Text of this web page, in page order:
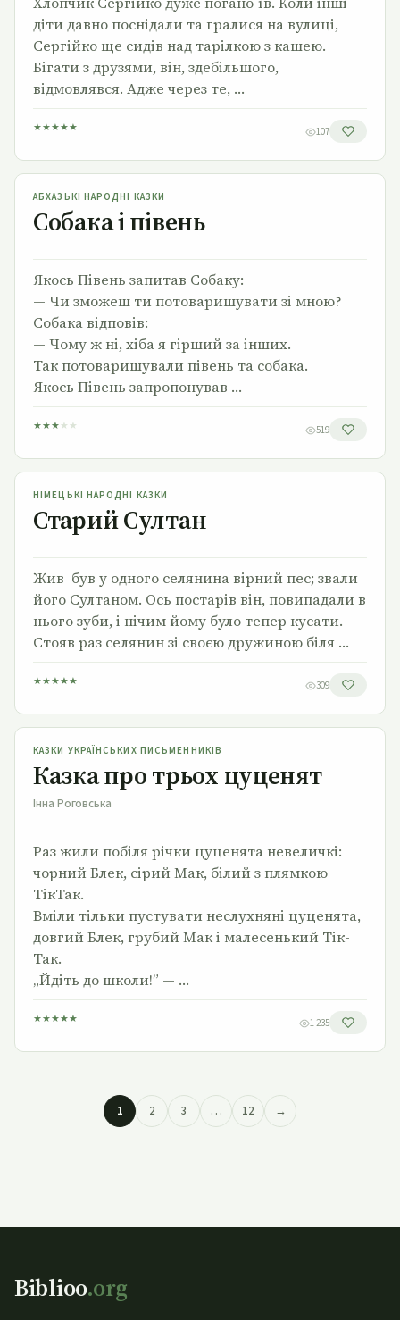
діти давно поснідали та гралися на вулиці,
Сергійко ще сидів над тарілкою з кашею.
Бігати з друзями, він, здебільшого,
відмовлявся. Адже через те, …
★★★★★ 107
Собака і півень
АБХАЗЬКІ НАРОДНІ КАЗКИ
Собака і півень
Якось Півень запитав Собаку:
— Чи зможеш ти потоваришувати зі мною?
Собака відповів:
— Чому ж ні, хіба я гірший за інших.
Так потоваришували півень та собака.
Якось Півень запропонував …
★★★ ★ ★ 519
Старий Султан
НІМЕЦЬКІ НАРОДНІ КАЗКИ
Старий Султан
Жив був у одного селянина вірний пес; звали
його Султаном. Ось постарів він, повипадали в
нього зуби, і нічим йому було тепер кусати.
Стояв раз селянин зі своєю дружиною біля …
★★★★★ 309
Казка про трьох цуценят
КАЗКИ УКРАЇНСЬКИХ ПИСЬМЕННИКІВ
Казка про трьох цуценят
Інна Роговська
Раз жили побіля річки цуценята невеличкі:
чорний Блек, сірий Мак, білий з плямкою
ТікТак.
Вміли тільки пустувати неслухняні цуценята,
довгий Блек, грубий Мак і малесенький Тік-
Так.
„Йдіть до школи!” — …
★★★★★ 1 235
1 2 3 … 12 →
Biblioo.org